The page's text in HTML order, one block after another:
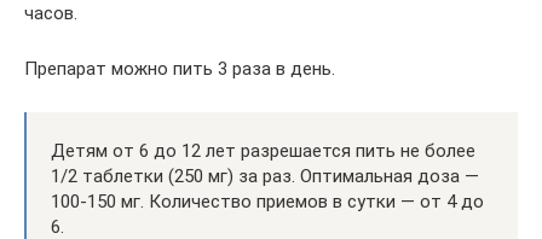
часов.
Препарат можно пить 3 раза в день.
Детям от 6 до 12 лет разрешается пить не более
1/2 таблетки (250 мг) за раз. Оптимальная доза —
100-150 мг. Количество приемов в сутки — от 4 до
6.